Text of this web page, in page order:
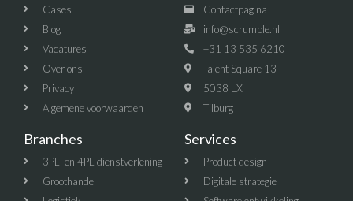
Cases
Blog
Vacatures
Over ons
Privacy
Algemene voorwaarden
Contactpagina
info@scrumble.nl
+31 13 535 6210
Talent Square 13
5038 LX
Tilburg
Branches
3PL- en 4PL-dienstverlening
Groothandel
Services
Product design
Digitale strategie